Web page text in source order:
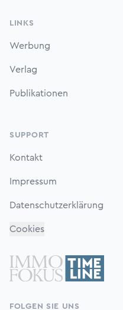
LINKS
Werbung
Verlag
Publikationen
SUPPORT
Kontakt
Impressum
Datenschutzerklärung
Cookies
FOLGEN SIE UNS